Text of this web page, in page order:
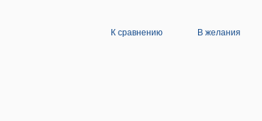
К сравнению В желания